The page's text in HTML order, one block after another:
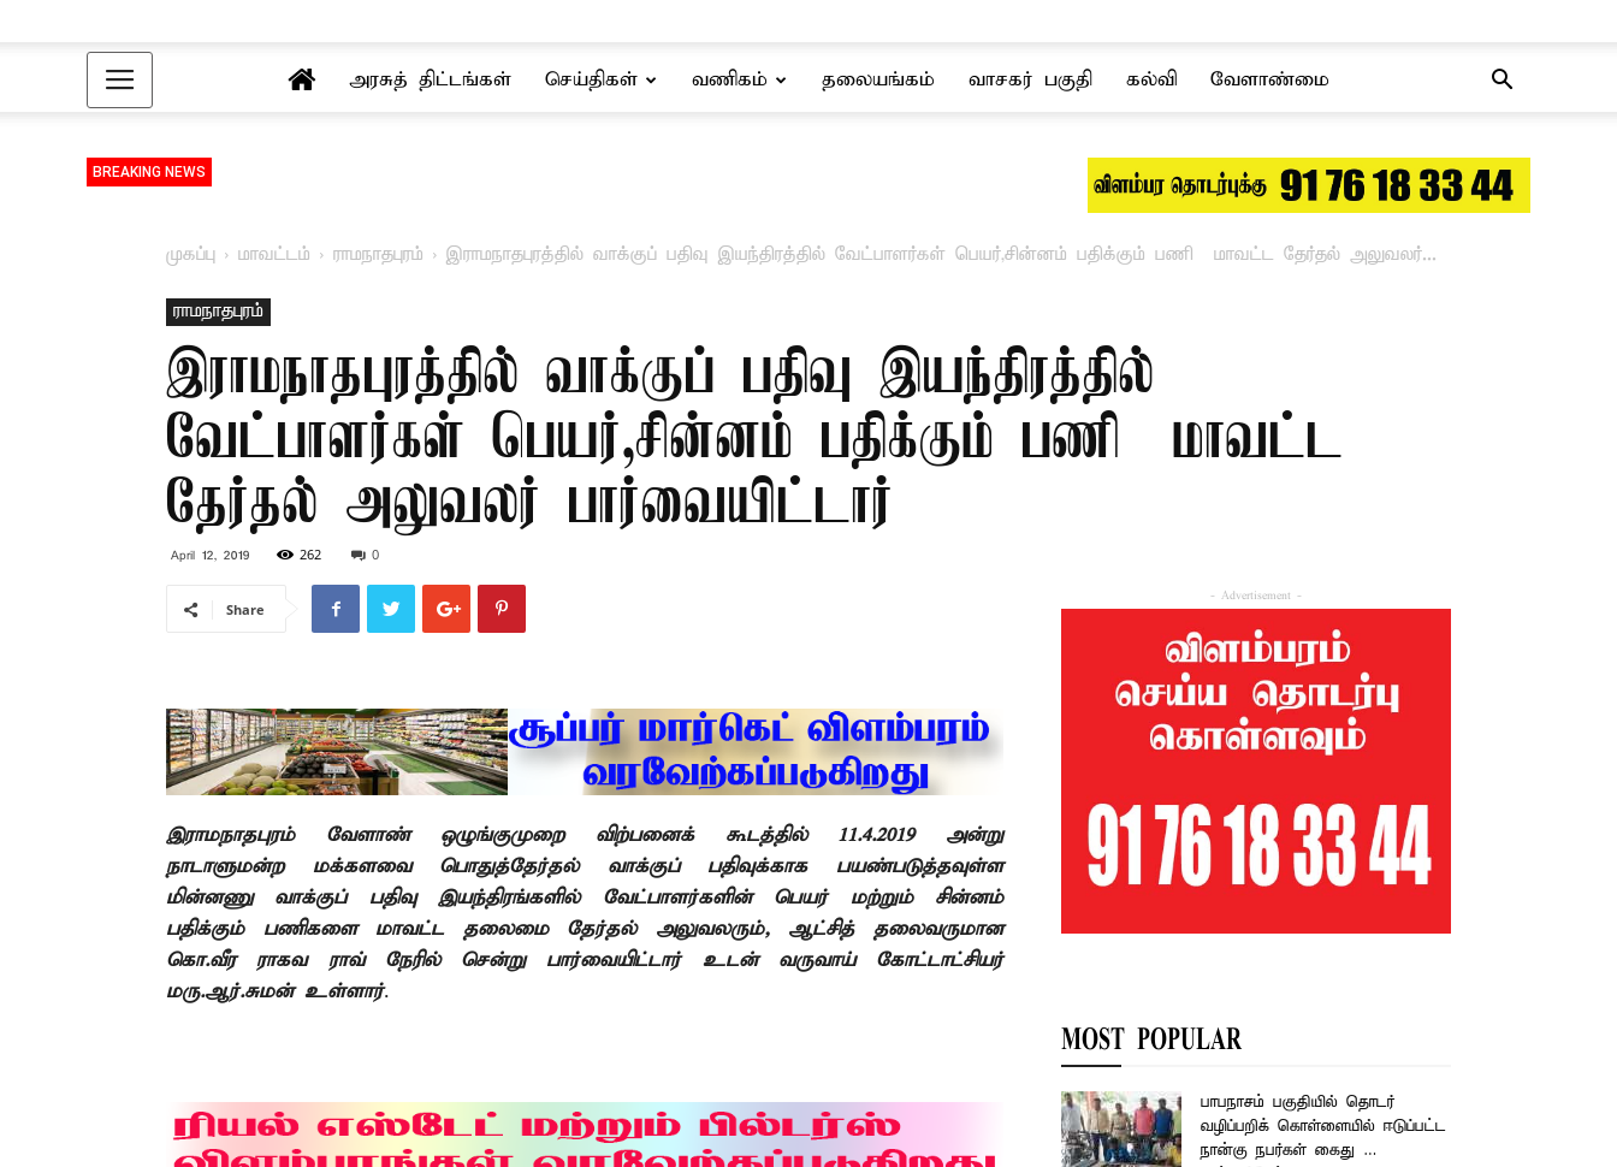
அரசுத் திட்டங்கள் செய்திகள் வணிகம் தலையங்கம் வாசகர் பகுதி கல்வி வேளாண்மை
BREAKING NEWS
முகப்பு மாவட்டம் ராமநாதபுரம் இராமநாதபுரத்தில் வாக்குப் பதிவு இயந்திரத்தில் வேட்பாளர்கள் பெயர்,சின்னம் பதிக்கும் பணி – மாவட்ட தேர்தல் அலுவலர்...
ராமநாதபுரம்
இராமநாதபுரத்தில் வாக்குப் பதிவு இயந்திரத்தில்
வேட்பாளர்கள் பெயர்,சின்னம் பதிக்கும் பணி – மாவட்ட
தேர்தல் அலுவலர் பார்வையிட்டார்
April 12, 2019 262 0
Share
இராமநாதபுரம் வேளாண் ஒழுங்குமுறை விற்பனைக் கூடத்தில் 11.4.2019 அன்று
நாடாளுமன்ற மக்களவை பொதுத்தேர்தல் வாக்குப் பதிவுக்காக பயண்படுத்தவுள்ள
மின்னணு வாக்குப் பதிவு இயந்திரங்களில் வேட்பாளர்களின் பெயர் மற்றும் சின்னம்
பதிக்கும் பணிகளை மாவட்ட தலைமை தேர்தல் அலுவலரும், ஆட்சித் தலைவருமான
கொ.வீர ராகவ ராவ் நேரில் சென்று பார்வையிட்டார் உடன் வருவாய் கோட்டாட்சியர்
மரு.ஆர்.சுமன் உள்ளார்.
- Advertisement -
MOST POPULAR
பாபநாசம் பகுதியில் தொடர்
வழிப்பறிக் கொள்ளையில் ஈடுப்பட்ட
நான்கு நபர்கள் கைது …